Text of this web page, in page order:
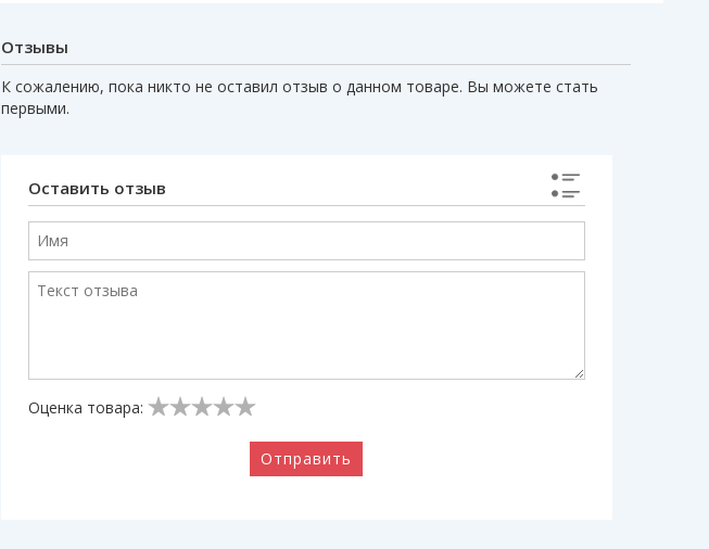
Отзывы
К сожалению, пока никто не оставил отзыв о данном товаре. Вы можете стать
первыми.
Оставить отзыв
Оценка товара:
Отправить